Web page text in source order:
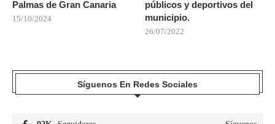
Palmas de Gran Canaria
15/10/2024
públicos y deportivos del
municipio.
26/07/2022
Síguenos En Redes Sociales